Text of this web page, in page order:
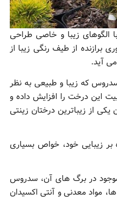
الگوهای زیبا و خاصی طراحی
برازنده از طیف رنگی زیبا از
آید.
که زیبا و طبیعی به نظر
این درخت را افزایش داده و
از زیباترین درختان زینتی
زیبایی خود، خواص بسیاری
موجود در برگ های آن، سدروس
مواد معدنی و آنتی اکسیدان